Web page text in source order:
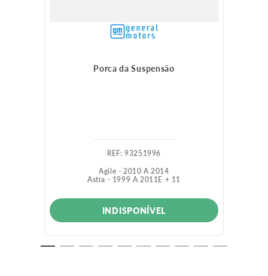
Porca da Suspensão
:93251996
Agile - 2010 A 2014
Astra - 1999 A 2011 E + 11
INDISPONÍVEL